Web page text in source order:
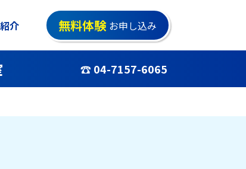
介 無料体験 お申し込み
☎ 04-7157-6065